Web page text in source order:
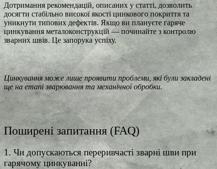
Дотримання рекомендацій, описаних у статті, дозволить
досягти стабільно високої якості цинкового покриття та
уникнути типових дефектів. Якщо ви плануєте гаряче
цинкування металоконструкцій — починайте з контролю
зварних швів. Це запорука успіху.
Цинкування може лише проявити проблеми, які були закладені
ще на етапі зварювання та механічної обробки.
Поширені запитання (FAQ)
1. Чи допускаються переривчасті зварні шви при
гарячому цинкуванні?